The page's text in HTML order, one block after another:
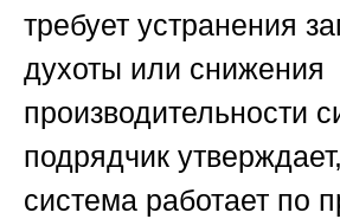
требует устранения
духоты или снижения
производительности
подрядчик
система работает по